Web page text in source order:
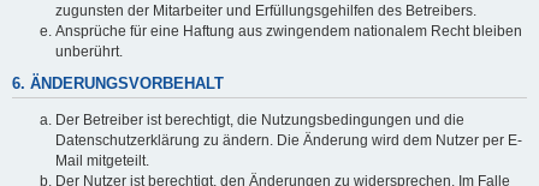
zugunsten der Mitarbeiter und Erfüllungsgehilfen des Betreibers.
Ansprüche für eine Haftung aus zwingendem nationalem Recht bleiben
unberührt.
6. ÄNDERUNGSVORBEHALT
Der Betreiber ist berechtigt, die Nutzungsbedingungen und die
Datenschutzerklärung zu ändern. Die Änderung wird dem Nutzer per E-
Mail mitgeteilt.
Der Nutzer ist berechtigt, den Änderungen zu widersprechen. Im Falle